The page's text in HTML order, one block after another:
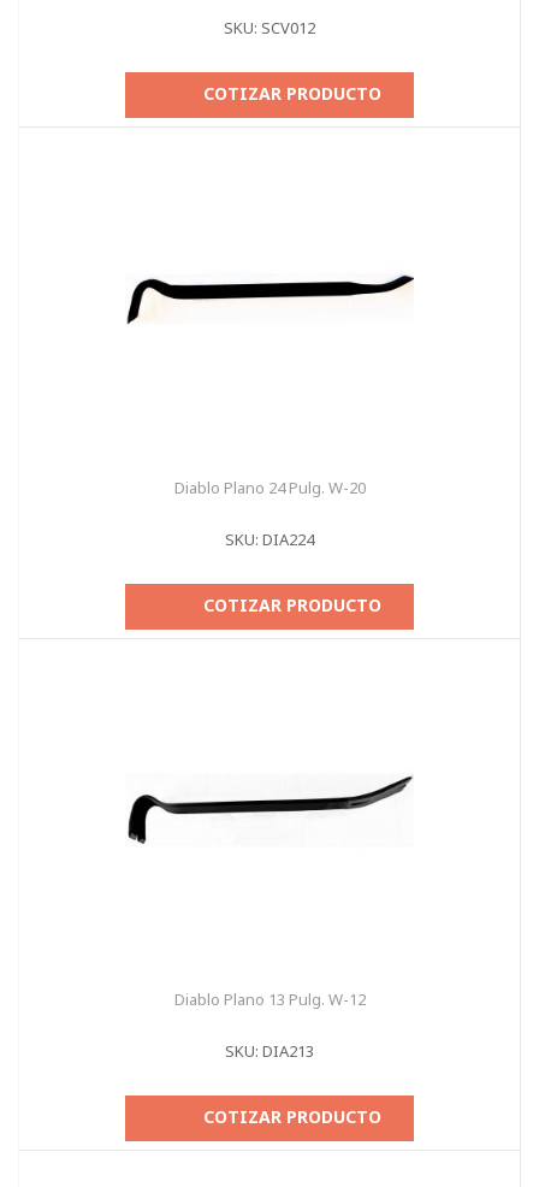
SKU: SCV012
COTIZAR PRODUCTO
Diablo Plano 24 Pulg. W-20
SKU: DIA224
COTIZAR PRODUCTO
Diablo Plano 13 Pulg. W-12
SKU: DIA213
COTIZAR PRODUCTO